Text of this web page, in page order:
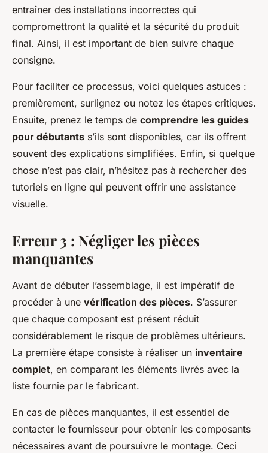
entraîner des installations incorrectes qui
compromettront la qualité et la sécurité du produit
final. Ainsi, il est important de bien suivre chaque
consigne.
Pour faciliter ce processus, voici quelques astuces :
premièrement, surlignez ou notez les étapes critiques.
Ensuite, prenez le temps de comprendre les guides
pour débutants s’ils sont disponibles, car ils offrent
souvent des explications simplifiées. Enfin, si quelque
chose n’est pas clair, n’hésitez pas à rechercher des
tutoriels en ligne qui peuvent offrir une assistance
visuelle.
Erreur 3 : Négliger les pièces
manquantes
Avant de débuter l’assemblage, il est impératif de
procéder à une vérification des pièces. S’assurer
que chaque composant est présent réduit
considérablement le risque de problèmes ultérieurs.
La première étape consiste à réaliser un inventaire
complet, en comparant les éléments livrés avec la
liste fournie par le fabricant.
En cas de pièces manquantes, il est essentiel de
contacter le fournisseur pour obtenir les composants
nécessaires avant de poursuivre le montage. Ceci